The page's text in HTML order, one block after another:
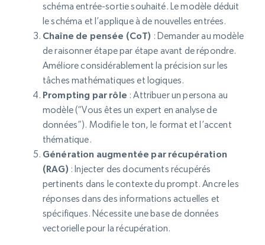
schéma entrée-sortie souhaité. Le modèle déduit
le schéma et l’applique à de nouvelles entrées.
Chaîne de pensée (CoT) : Demander au modèle
de raisonner étape par étape avant de répondre.
Améliore considérablement la précision sur les
tâches mathématiques et logiques.
Prompting par rôle : Attribuer un persona au
modèle (“Vous êtes un expert en analyse de
données”). Modifie le ton, le format et l’accent
thématique.
Génération augmentée par récupération
(RAG) : Injecter des documents récupérés
pertinents dans le contexte du prompt. Ancre les
réponses dans des informations actuelles et
spécifiques. Nécessite une base de données
vectorielle pour la récupération.